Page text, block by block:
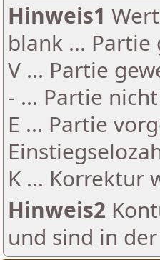
Hinweis1
blank ...
V ... Partie
- ... Partie
E ... Partie
K ... Korrektur
Hinweis2
und sind in